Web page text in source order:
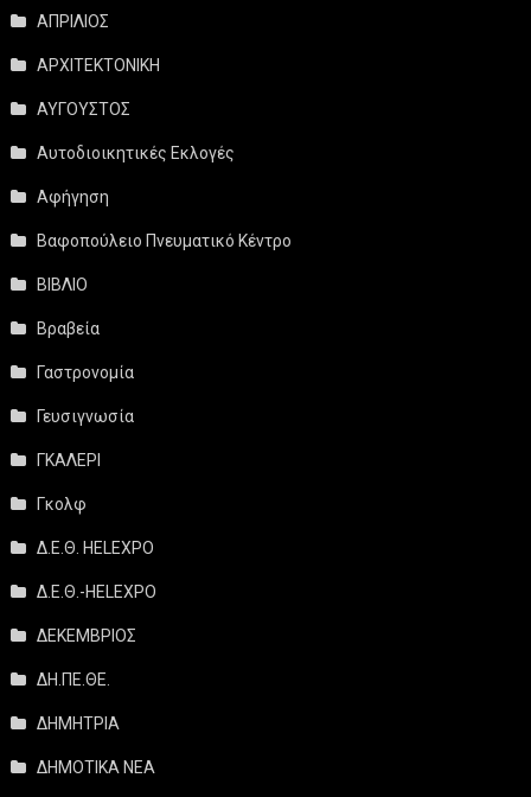
ΑΠΡΙΛΙΟΣ
ΑΡΧΙΤΕΚΤΟΝΙΚΗ
ΑΥΓΟΥΣΤΟΣ
Αυτοδιοικητικές Εκλογές
Αφήγηση
Βαφοπούλειο Πνευματικό Κέντρο
ΒΙΒΛΙΟ
Βραβεία
Γαστρονομία
Γευσιγνωσία
ΓΚΑΛΕΡΙ
Γκολφ
Δ.Ε.Θ. HELEXPO
Δ.Ε.Θ.-HELEXPO
ΔΕΚΕΜΒΡΙΟΣ
ΔΗ.ΠΕ.ΘΕ.
ΔΗΜΗΤΡΙΑ
ΔΗΜΟΤΙΚΑ ΝΕΑ